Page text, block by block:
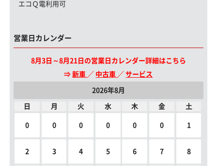
エコＱ電利用可
営業日カレンダー
8月3日～8月21日の営業日カレンダー詳細はこちら
⇒新車 ／ 中古車 ／サービス
2026年8月
日 月 火 水 木 金 土
0 0 0 0 0 0 1
2 3 4 5 6 7 8